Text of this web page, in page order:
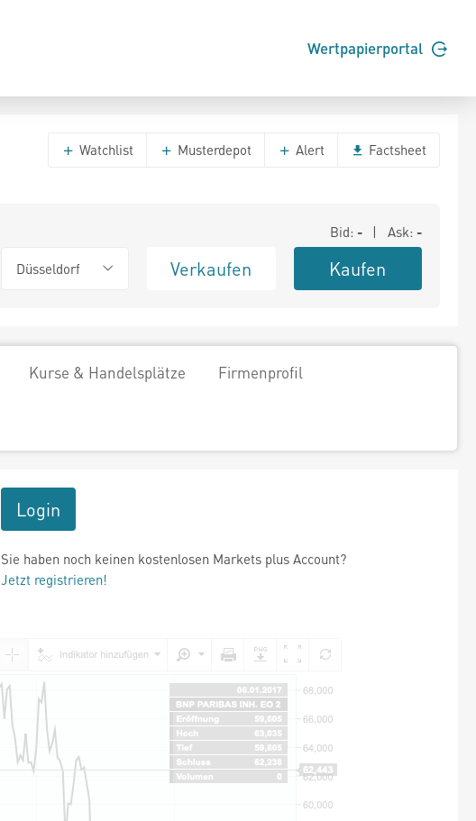
Wertpapierportal
Watchlist Musterdepot Alert Factsheet
Bid: - | Ask: -
Düsseldorf Verkaufen Kaufen
Kurse & Handelsplätze Firmenprofil
Login
Sie haben noch keinen kostenlosen Markets plus Account?
Jetzt registrieren!